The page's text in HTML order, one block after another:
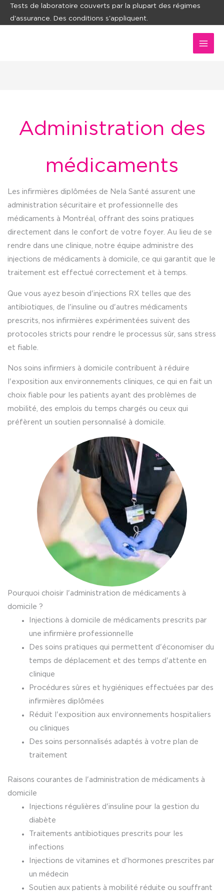
AllerTests de laboratoire couverts par la plupart des régimes
d'assurance. Des conditions s'appliquent.
Administration des
médicaments
Les infirmières diplômées de Nela Santé assurent une
administration sécuritaire et professionnelle des
médicaments à Montréal, offrant des soins pratiques
directement dans le confort de votre foyer. Au lieu de se
rendre dans une clinique, notre équipe administre des
injections de médicaments à domicile, ce qui garantit que le
traitement est effectué correctement et à temps.
Que vous ayez besoin d'injections RX telles que des
antibiotiques, de l'insuline ou d'autres médicaments
prescrits, nos infirmières expérimentées suivent des
protocoles stricts pour rendre le processus sûr, sans stress
et fiable.
Nos soins infirmiers à domicile contribuent à réduire
l'exposition aux environnements cliniques, ce qui en fait un
choix fiable pour les patients ayant des problèmes de
mobilité, des emplois du temps chargés ou ceux qui
préfèrent un soutien personnalisé à domicile.
Pourquoi choisir l'administration de médicaments à
domicile ?
Injections à domicile de médicaments prescrits par
une infirmière professionnelle
Des soins pratiques qui permettent d'économiser du
temps de déplacement et des temps d'attente en
clinique
Procédures sûres et hygiéniques effectuées par des
infirmières diplômées
Réduit l'exposition aux environnements hospitaliers
ou cliniques
Des soins personnalisés adaptés à votre plan de
traitement
Raisons courantes de l'administration de médicaments à
domicile
Injections régulières d'insuline pour la gestion du
diabète
Traitements antibiotiques prescrits pour les
infections
Injections de vitamines et d'hormones prescrites par
un médecin
Soutien aux patients à mobilité réduite ou souffrant